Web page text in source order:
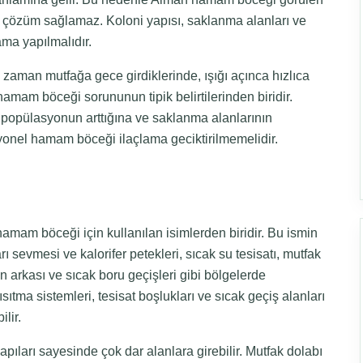
sağlamaz. Koloni yapısı, saklanma alanları ve
yapılmalıdır.
mutfağa gece girdiklerinde, ışığı açınca hızlıca
böceği sorununun tipik belirtilerinden biridir.
arttığına ve saklanma alanlarının
hamam böceği ilaçlama geciktirilmemelidir.
böceği için kullanılan isimlerden biridir. Bu ismin
sevmesi ve kalorifer petekleri, sıcak su tesisatı, mutfak
arkası ve sıcak boru geçişleri gibi bölgelerde
sistemleri, tesisat boşlukları ve sıcak geçiş alanları
sayesinde çok dar alanlara girebilir. Mutfak dolabı